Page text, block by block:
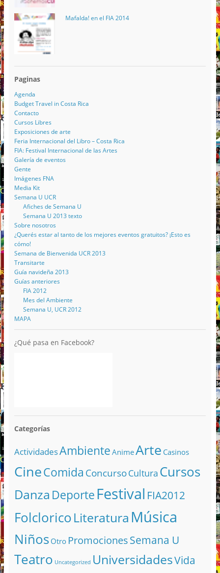
Mafalda! en el FIA 2014
Paginas
Agenda
Budget Travel in Costa Rica
Contacto
Cursos Libres
Exposiciones de arte
Feria Internacional del Libro – Costa Rica
FIA: Festival Internacional de las Artes
Galería de eventos
Gente
Imágenes FNA
Media Kit
Semana U UCR
Afiches de Semana U
Semana U 2013 texto
Sobre nosotros
¿Querés estar al tanto de los mejores eventos gratuitos? ¡Esto es
cómo!
Semana de Bienvenida UCR 2013
Transitarte
Guía navideña 2013
Guías anteriores
FIA 2012
Mes del Ambiente
Semana U, UCR 2012
MAPA
¿Qué pasa en Facebook?
Categorías
ActividadesAmbiente AnimeArte Casinos
CineComida ConcursoCultura Cursos
Danza DeporteFestival FIA2012
FolcloricoLiteratura Música
Niños Otro PromocionesSemana U
Teatro Uncategorized UniversidadesVida